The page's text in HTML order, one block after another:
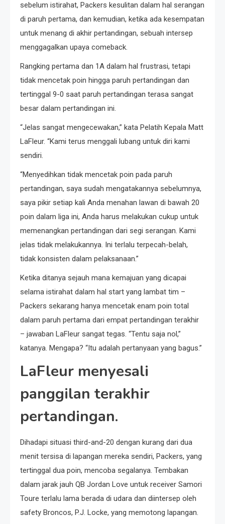
sebelum istirahat, Packers kesulitan dalam hal serangan
di paruh pertama, dan kemudian, ketika ada kesempatan
untuk menang di akhir pertandingan, sebuah intersep
menggagalkan upaya comeback.
Rangking pertama dan 1A dalam hal frustrasi, tetapi
tidak mencetak poin hingga paruh pertandingan dan
tertinggal 9-0 saat paruh pertandingan terasa sangat
besar dalam pertandingan ini.
“Jelas sangat mengecewakan,” kata Pelatih Kepala Matt
LaFleur. “Kami terus menggali lubang untuk diri kami
sendiri.
“Menyedihkan tidak mencetak poin pada paruh
pertandingan, saya sudah mengatakannya sebelumnya,
saya pikir setiap kali Anda menahan lawan di bawah 20
poin dalam liga ini, Anda harus melakukan cukup untuk
memenangkan pertandingan dari segi serangan. Kami
jelas tidak melakukannya. Ini terlalu terpecah-belah,
tidak konsisten dalam pelaksanaan.”
Ketika ditanya sejauh mana kemajuan yang dicapai
selama istirahat dalam hal start yang lambat tim –
Packers sekarang hanya mencetak enam poin total
dalam paruh pertama dari empat pertandingan terakhir
– jawaban LaFleur sangat tegas. “Tentu saja nol,”
katanya. Mengapa? “Itu adalah pertanyaan yang bagus.”
LaFleur menyesali
panggilan terakhir
pertandingan.
Dihadapi situasi third-and-20 dengan kurang dari dua
menit tersisa di lapangan mereka sendiri, Packers, yang
tertinggal dua poin, mencoba segalanya. Tembakan
dalam jarak jauh QB Jordan Love untuk receiver Samori
Toure terlalu lama berada di udara dan diintersep oleh
safety Broncos, P.J. Locke, yang memotong lapangan.